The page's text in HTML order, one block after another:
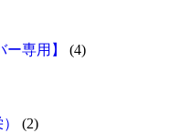
専用】
(4)
(2)